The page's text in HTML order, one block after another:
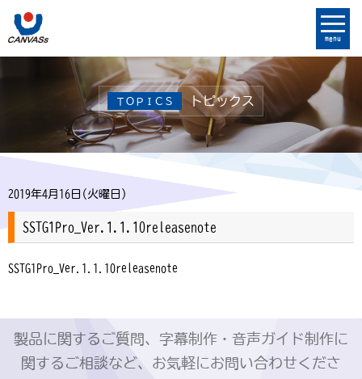
menu
ＴＯＰＩＣＳ トピックス
2019年4月16日(火曜日)
SSTG1Pro_Ver.1.1.10releasenote
SSTG1Pro_Ver.1.1.10releasenote
製品に関するご質問、字幕制作・音声ガイド制作に
関するご相談など、お気軽にお問い合わせくださ